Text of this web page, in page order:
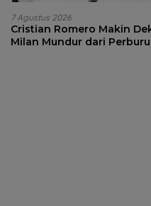
7 Agustus 2026
Cristian Romero Makin
Milan Mundur dari